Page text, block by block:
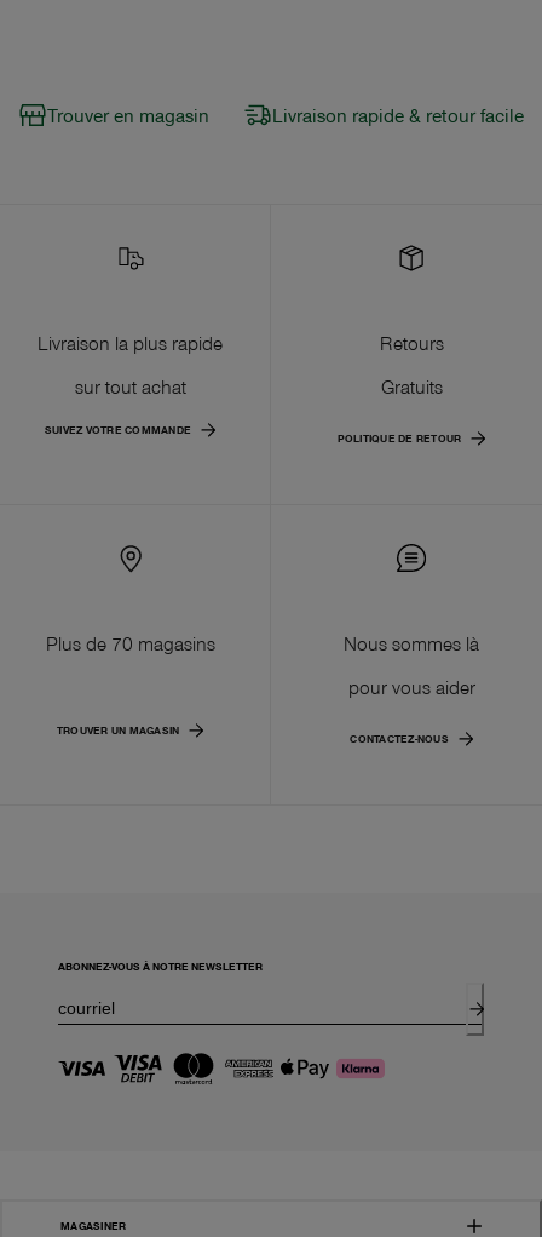
Trouver en magasin Livraison rapide & retour facile
Livraison la plus rapide
sur tout achat
SUIVEZ VOTRE COMMANDE
Retours
Gratuits
POLITIQUE DE RETOUR
Plus de 70 magasins
TROUVER UN MAGASIN
Nous sommes là
pour vous aider
CONTACTEZ-NOUS
ABONNEZ-VOUS À NOTRE NEWSLETTER
MAGASINER